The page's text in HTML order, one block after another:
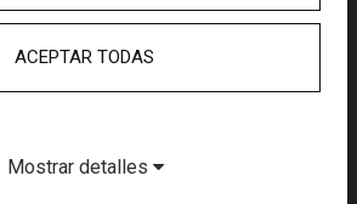
con los servicios
los ayuntamientos, con el
ACEPTAR TODAS
Mostrar detalles